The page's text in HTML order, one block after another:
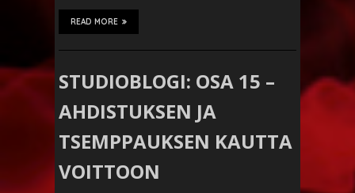
READ MORE
STUDIOBLOGI: OSA 15 –
AHDISTUKSEN JA
TSEMPPAUKSEN KAUTTA
VOITTOON